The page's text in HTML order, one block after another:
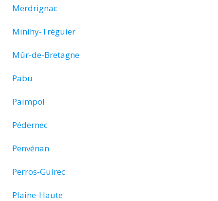
Merdrignac
Minihy-Tréguier
Mûr-de-Bretagne
Pabu
Paimpol
Pédernec
Penvénan
Perros-Guirec
Plaine-Haute